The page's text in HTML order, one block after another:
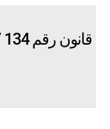
قانون رقم 134 /ج و/24/س ت 9